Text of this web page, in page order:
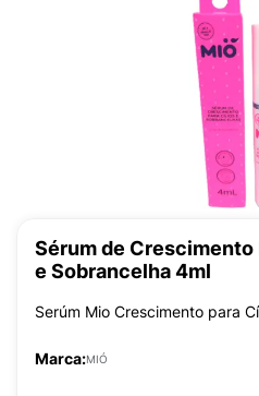
Sérum de Crescimento
e Sobrancelha 4ml
Serúm Mio Crescimento para
Marca:MIÓ